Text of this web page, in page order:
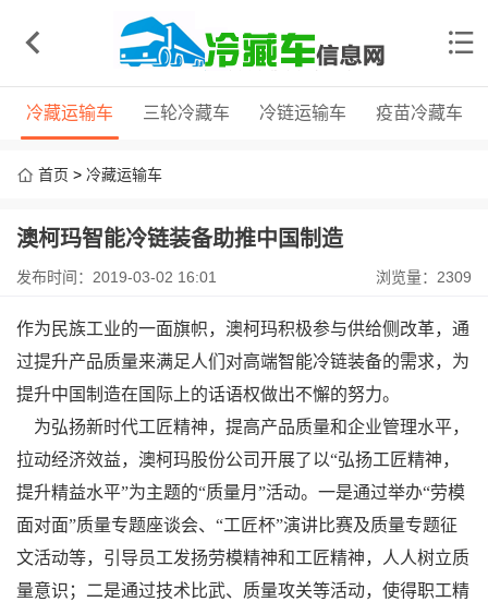
冷藏运输车 三轮冷藏车 冷链运输车 疫苗冷藏车
首页 > 冷藏运输车
澳柯玛智能冷链装备助推中国制造
发布时间：2019-03-02 16:01 浏览量：2309
作为民族工业的一面旗帜，澳柯玛积极参与供给侧改革，通
过提升产品质量来满足人们对高端智能冷链装备的需求，为
提升中国制造在国际上的话语权做出不懈的努力。
为弘扬新时代工匠精神，提高产品质量和企业管理水平，
拉动经济效益，澳柯玛股份公司开展了以“弘扬工匠精神，
提升精益水平”为主题的“质量月”活动。一是通过举办“劳模
面对面”质量专题座谈会、“工匠杯”演讲比赛及质量专题征
文活动等，引导员工发扬劳模精神和工匠精神，人人树立质
量意识；二是通过技术比武、质量攻关等活动，使得职工精